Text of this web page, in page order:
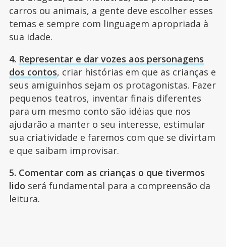
carros ou animais, a gente deve escolher esses
temas e sempre com linguagem apropriada à
sua idade.
4. Representar e dar vozes aos personagens
dos contos, criar histórias em que as crianças e
seus amiguinhos sejam os protagonistas. Fazer
pequenos teatros, inventar finais diferentes
para um mesmo conto são idéias que nos
ajudarão a manter o seu interesse, estimular
sua criatividade e faremos com que se divirtam
e que saibam improvisar.
5. Comentar com as crianças o que tivermos
lido será fundamental para a compreensão da
leitura.